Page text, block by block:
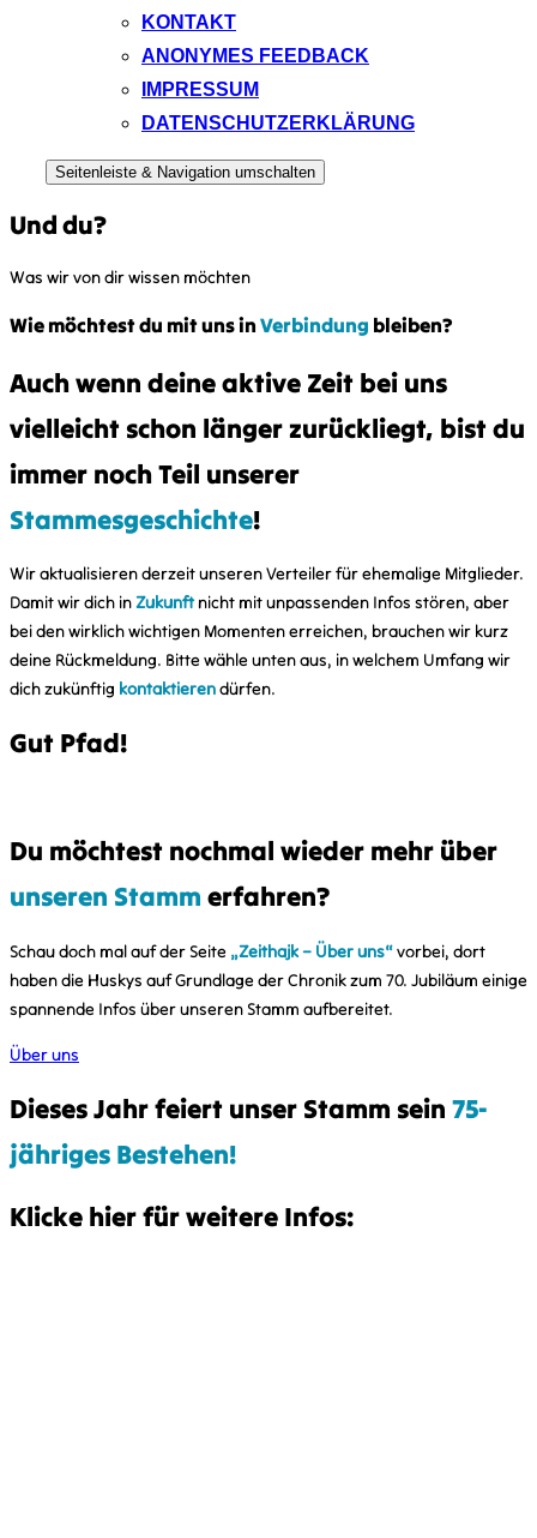
KONTAKT
ANONYMES FEEDBACK
IMPRESSUM
DATENSCHUTZERKLÄRUNG
Seitenleiste & Navigation umschalten
Und du?
Was wir von dir wissen möchten
Wie möchtest du mit uns inVerbindung bleiben?
Auch wenn deine aktive Zeit bei uns
vielleicht schon länger zurückliegt, bist du
immer noch Teil unserer
Stammesgeschichte!
Wir aktualisieren derzeit unseren Verteiler für ehemalige Mitglieder.
Damit wir dich inZukunftnicht mit unpassenden Infos stören, aber
bei den wirklich wichtigen Momenten erreichen, brauchen wir kurz
deine Rückmeldung. Bitte wähle unten aus, in welchem Umfang wir
dich zukünftig kontaktierendürfen.
Gut Pfad!
Du möchtest nochmal wieder mehr über
unseren Stamm erfahren?
Schau doch mal auf der Seite „Zeithajk – Über uns“vorbei, dort
haben die Huskys auf Grundlage der Chronik zum 70. Jubiläum einige
spannende Infos über unseren Stamm aufbereitet.
Über uns
Dieses Jahr feiert unser Stamm sein 75-
jähriges Bestehen!
Klicke hier für weitere Infos: